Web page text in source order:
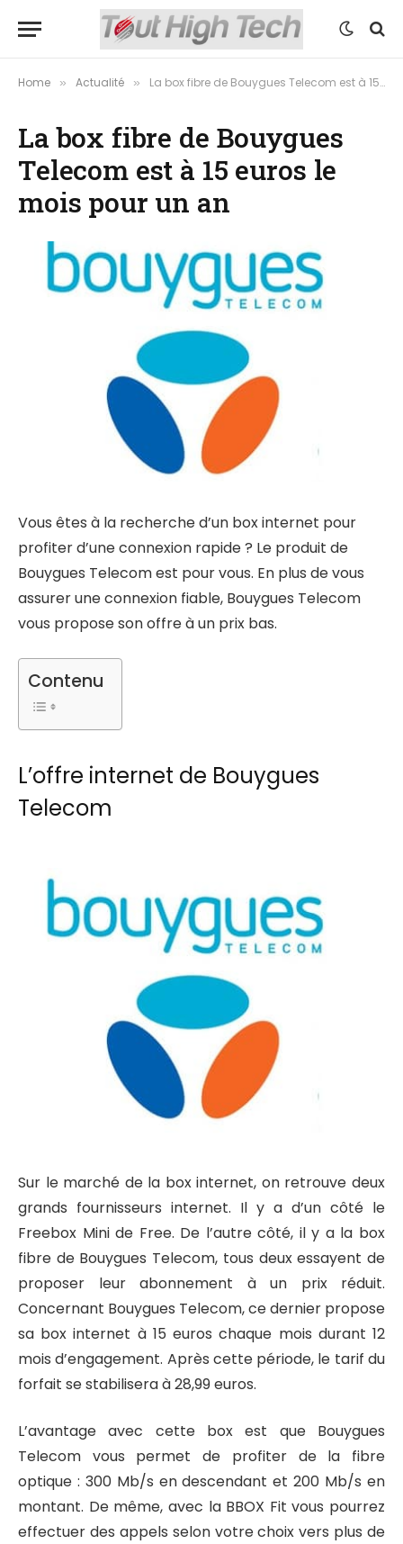
Home » Actualité » La box fibre de Bouygues Telecom est à 15 euros le mois pour un an
La box fibre de Bouygues
Telecom est à 15 euros le
mois pour un an
Vous êtes à la recherche d’un box internet pour
profiter d’une connexion rapide ? Le produit de
Bouygues Telecom est pour vous. En plus de vous
assurer une connexion fiable, Bouygues Telecom
vous propose son offre à un prix bas.
Contenu
L’offre internet de Bouygues
Telecom
Sur le marché de la box internet, on retrouve deux
grands fournisseurs internet. Il y a d’un côté le
Freebox Mini de Free. De l’autre côté, il y a la box
fibre de Bouygues Telecom, tous deux essayent de
proposer leur abonnement à un prix réduit.
Concernant Bouygues Telecom, ce dernier propose
sa box internet à 15 euros chaque mois durant 12
mois d’engagement. Après cette période, le tarif du
forfait se stabilisera à 28,99 euros.
L’avantage avec cette box est que Bouygues
Telecom vous permet de profiter de la fibre
optique : 300 Mb/s en descendant et 200 Mb/s en
montant. De même, avec la BBOX Fit vous pourrez
effectuer des appels selon votre choix vers plus de